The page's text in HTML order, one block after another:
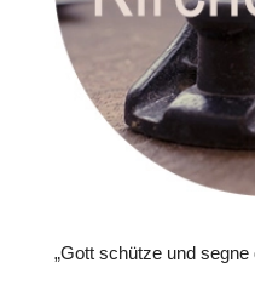
„Gott schütze und